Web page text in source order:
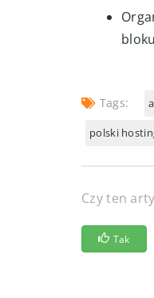
Tags:
polski
Czy ten
Tak